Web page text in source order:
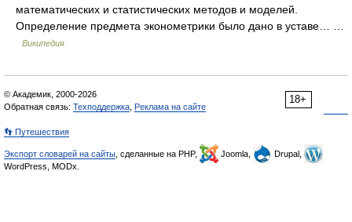
математических и статистических методов и моделей.
Определение предмета эконометрики было дано в уставе… …
Википедия
18+
© Академик, 2000-2026
Обратная связь: Техподдержка Реклама на сайте
👣 Путешествия
Экспорт словарей на сайты , сделанные на PHP, Joomla,
Drupal,
WordPress, MODx.